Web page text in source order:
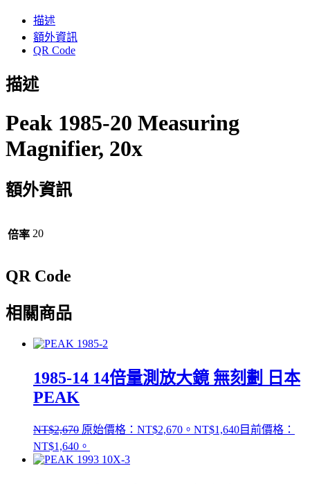
描述
額外資訊
QR Code
描述
Peak 1985-20 Measuring
Magnifier, 20x
額外資訊
倍率 20
QR Code
相關商品
1985-14 14倍量測放大鏡 無刻劃 日本
PEAK
NT$2,670 原始價格：NT$2,670。 NT$1,640目前價格：
NT$1,640。